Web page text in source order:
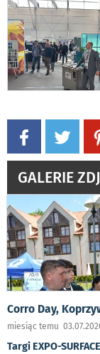
GALERIE
Corro Day,
miesiąc temu
Targi EXPO-